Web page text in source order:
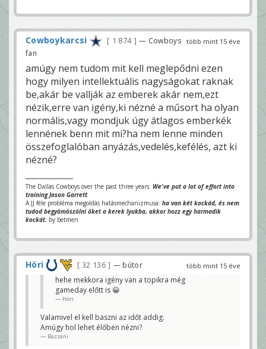
több mint 15 éve
Cowboykarcsi 1 874
— Cowboys
fan
amúgy nem tudom mit kell meglepődni ezen
hogy milyen intellektuális nagyságokat raknak
be,akár be vallják az emberek akár nem,ezt
nézik,erre van igény,ki nézné a műsort ha olyan
normális,vagy mondjuk úgy átlagos emberkék
lennének benn mit mi?ha nem lenne minden
összefoglalóban anyázás,vedelés,kefélés, azt ki
nézné?
The Dallas Cowboys over the past three years: We've put a lot of effort into
training Jason Garrett
A JJ féle probléma megoldás hatásmechanizmusa: ha van két kockád, és nem
tudod begyömöszölni őket a kerek lyukba, akkor hozz egy harmadik
kockát. by betmen
több mint 15 éve
Höri 32 136 — bútor
hehe mekkora igény van a topikra még
gameday előtt is 😀
Höri
Valamivel el kell baszni az időt addig.
Amúgy hol lehet élőben nézni?
Bazzani